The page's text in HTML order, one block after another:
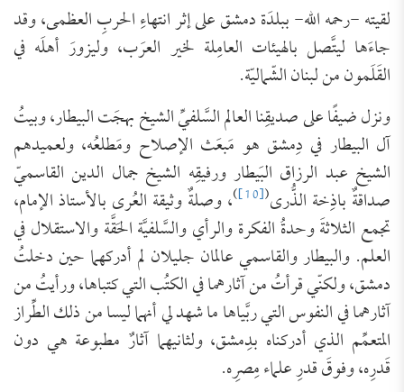
لقيته -رحمه الله- ببلدَة دمشق على إثر انتهاءِ الحربِ العظمى، وقد
جاءَها ليتَّصل بالهيئات العامِلة لخير العرَب، وليزورَ أهلَه في
القَلَمون من لبنان الشّماليّة.
ونزل ضيفًا على صديقِنا العالم السَّلفيِّ الشيخ بهجَت البيطار، وبيتُ
آل البيطار في دِمشق هو مَبعَث الإصلاح ومَطلعُه، ولعميدهم
الشيخ عبد الرزاق البَيطار ورفيقِه الشيخ جمال الدين القاسميّ
صداقةٌ باذِخة الذُّرى(
[10]
)، وصلةٌ وثيقة العُرى بالأستاذ الإمام،
تجمع الثلاثةَ وحدةُ الفكرة والرأي والسَّلفيَّة الحَقَّة والاستقلال في
العلم. والبيطار والقاسمي عالمان جليلان لم أدركهما حين دخلتُ
دمشق، ولكنّي قرأتُ من آثارهما في الكتُب التي كتباها، ورأيتُ من
آثارهما في النفوس التي ربَّياها ما شهد لي أنهما ليسا من ذلك الطِّراز
المتعمِّم الذي أدركناه بدِمشق، ولثانيهما آثارٌ مطبوعة هي دون
قَدرِه، وفوقَ قدرِ علماء مِصرِه.